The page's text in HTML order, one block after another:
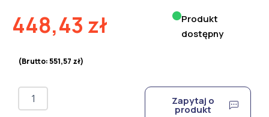
448,43 zł
(Brutto:551,57 zł)
Produkt
dostępny
ilość
Panel
Zapytaj o
produkt